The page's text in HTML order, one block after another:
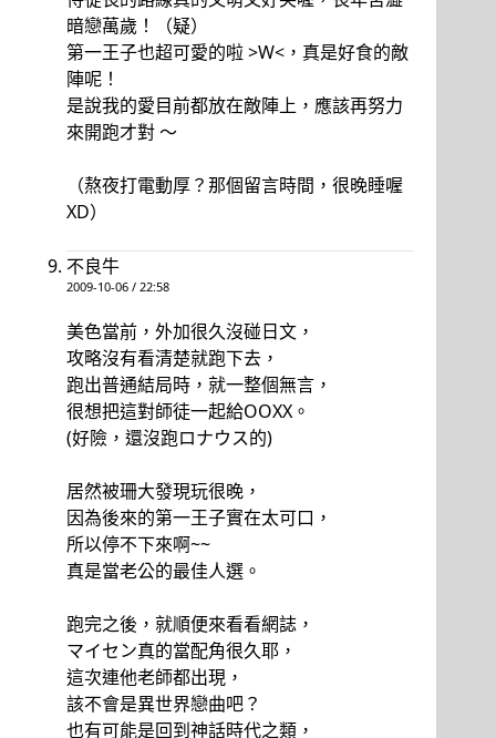
暗戀萬歲！（疑）
第一王子也超可愛的啦 >W<，真是好食的敵
陣呢！
是說我的愛目前都放在敵陣上，應該再努力
來開跑才對 ～
（熬夜打電動厚？那個留言時間，很晚睡喔
XD）
不良牛
2009-10-06 / 22:58
美色當前，外加很久沒碰日文，
攻略沒有看清楚就跑下去，
跑出普通結局時，就一整個無言，
很想把這對師徒一起給OOXX。
(好險，還沒跑ロナウス的)
居然被珊大發現玩很晚，
因為後來的第一王子實在太可口，
所以停不下來啊~~
真是當老公的最佳人選。
跑完之後，就順便來看看網誌，
マイセン真的當配角很久耶，
這次連他老師都出現，
該不會是異世界戀曲吧？
也有可能是回到神話時代之類，